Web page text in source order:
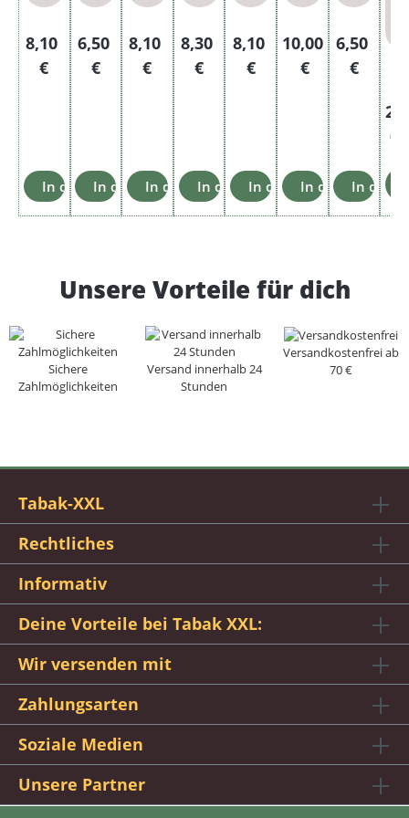
Regulärer Preis:
8,10
€
In den Warenkorb
Regulärer Preis:
6,50
€
In den Warenkorb
Regulärer Preis:
8,10
€
In den Warenkorb
Regulärer Preis:
8,30
€
In den Warenkorb
Regulärer Preis:
8,10
€
In den Warenkorb
Regulärer Preis:
10,00
€
In den
6,50
€
In den
0
Unsere Vorteile für dich
Sichere
Zahlmöglichkeiten
Versand innerhalb 24
Stunden
Versandkostenfrei ab
70 €
Tabak-XXL
Rechtliches
Informativ
Deine Vorteile bei Tabak XXL:
Wir versenden mit
Zahlungsarten
Soziale Medien
Unsere Partner